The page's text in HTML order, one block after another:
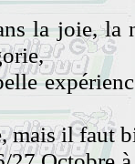
joie, la
il faut